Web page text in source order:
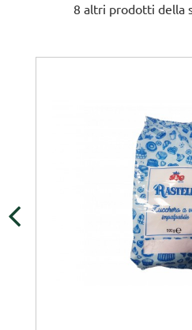
8 altri prodotti della